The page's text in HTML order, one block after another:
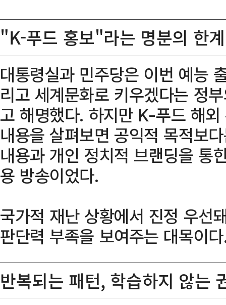
"K-푸드 홍보"라는 명분의 한계
대통령실과 민주당은 이번 예능
리고 세계문화로 키우겠다는 정
고 해명했다. 하지만 K-푸드 해
내용을 살펴보면 공익적 목적보
내용과 개인 정치적 브랜딩을 통
용 방송이었다.
국가적 재난 상황에서 진정 우선
판단력 부족을 보여주는 대목이
반복되는 패턴, 학습하지 않는